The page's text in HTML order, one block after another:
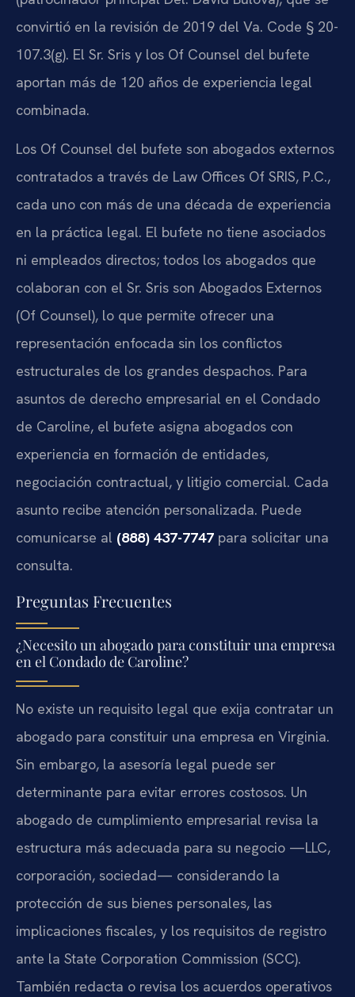
convirtió en la revisión de 2019 del Va. Code § 20-
107.3(g). El Sr. Sris y los Of Counsel del bufete
aportan más de 120 años de experiencia legal
combinada.
Los Of Counsel del bufete son abogados externos
contratados a través de Law Offices Of SRIS, P.C.,
cada uno con más de una década de experiencia
en la práctica legal. El bufete no tiene asociados
ni empleados directos; todos los abogados que
colaboran con el Sr. Sris son Abogados Externos
(Of Counsel), lo que permite ofrecer una
representación enfocada sin los conflictos
estructurales de los grandes despachos. Para
asuntos de derecho empresarial en el Condado
de Caroline, el bufete asigna abogados con
experiencia en formación de entidades,
negociación contractual, y litigio comercial. Cada
asunto recibe atención personalizada. Puede
comunicarse al (888) 437-7747 para solicitar una
consulta.
Preguntas Frecuentes
¿Necesito un abogado para constituir una empresa
en el Condado de Caroline?
No existe un requisito legal que exija contratar un
abogado para constituir una empresa en Virginia.
Sin embargo, la asesoría legal puede ser
determinante para evitar errores costosos. Un
abogado de cumplimiento empresarial revisa la
estructura más adecuada para su negocio —LLC,
corporación, sociedad— considerando la
protección de sus bienes personales, las
implicaciones fiscales, y los requisitos de registro
ante la State Corporation Commission (SCC).
También redacta o revisa los acuerdos operativos